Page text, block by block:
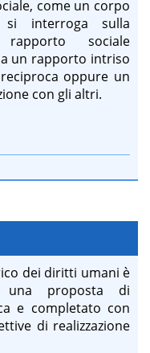
come un corpo
si interroga sulla
sociale
un rapporto intriso
oppure un
con gli altri.
dei diritti umani è
una proposta di
e completato con
di realizzazione